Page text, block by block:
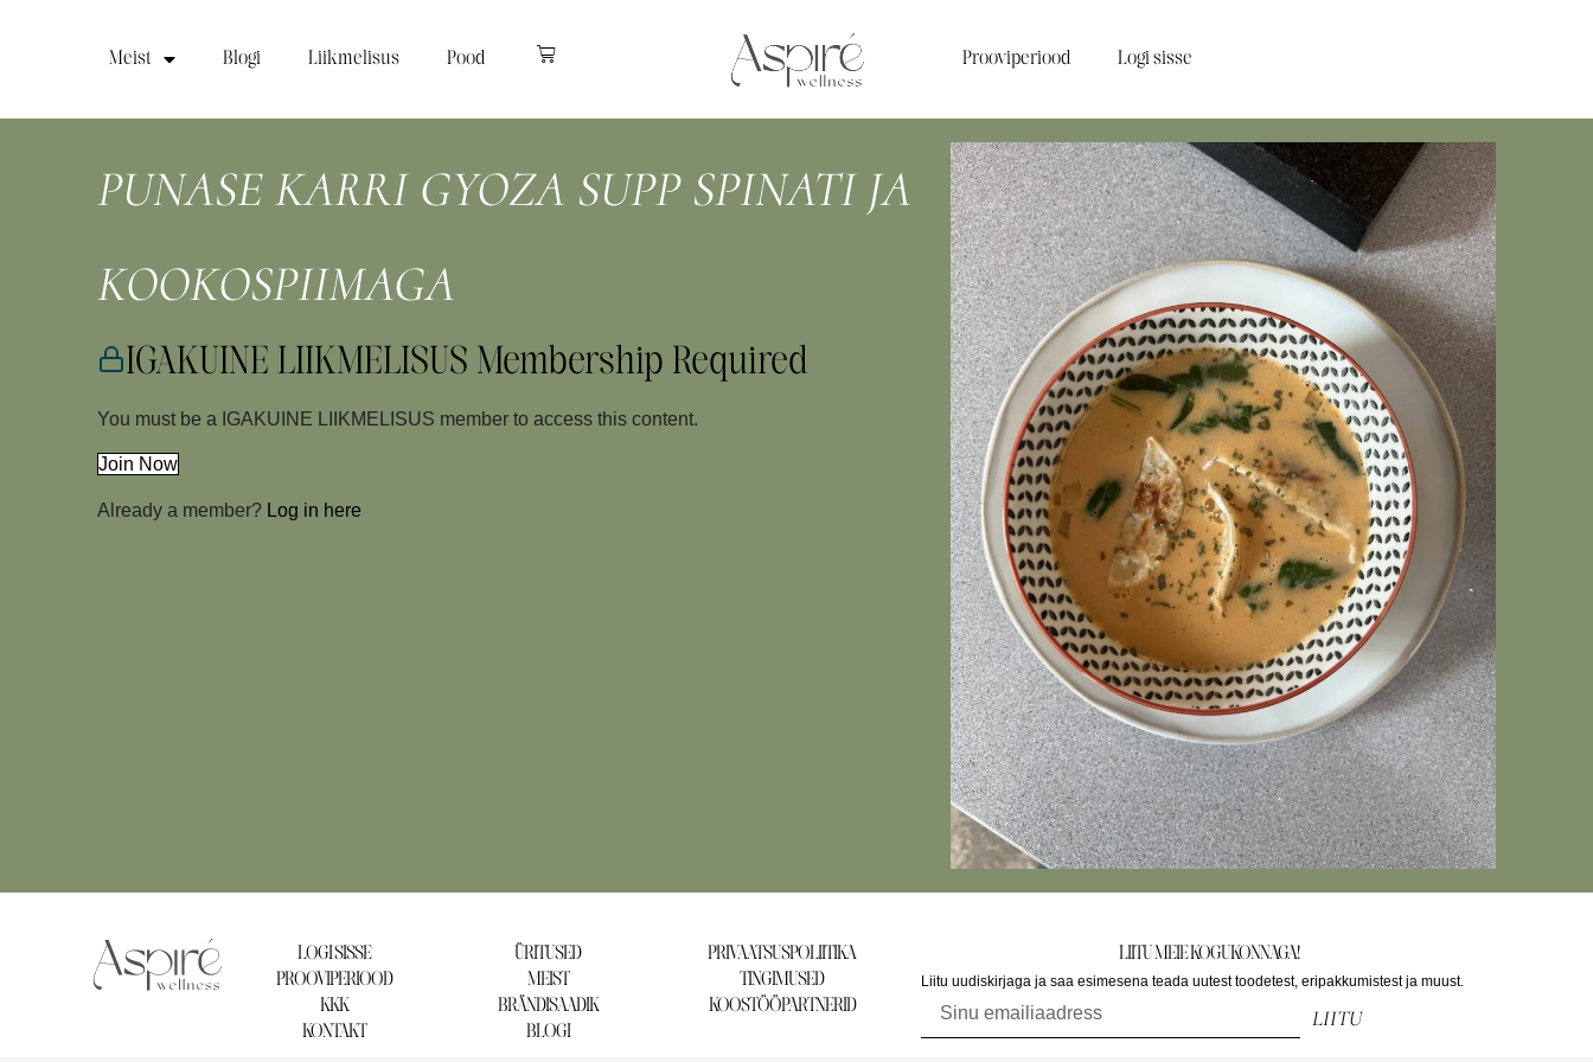
Meist Blogi Liikmelisus Pood Prooviperiood Logi sisse
PUNASE KARRI GYOZA SUPP SPINATI JA
KOOKOSPIIMAGA
IGAKUINE LIIKMELISUS Membership Required
You must be a IGAKUINE LIIKMELISUS member to access this content.
Join Now
Already a member? Log in here
LOGI SISSE
PROOVIPERIOOD
KKK
KONTAKT
ÜRITUSED
MEIST
BRÄNDISAADIK
BLOGI
PRIVAATSUSPOLIITIKA
TINGIMUSED
KOOSTÖÖPARTNERID
LIITU MEIE KOGUKONNAGA!
Liitu uudiskirjaga ja saa esimesena teada uutest toodetest, eripakkumistest ja muust.
LIITU